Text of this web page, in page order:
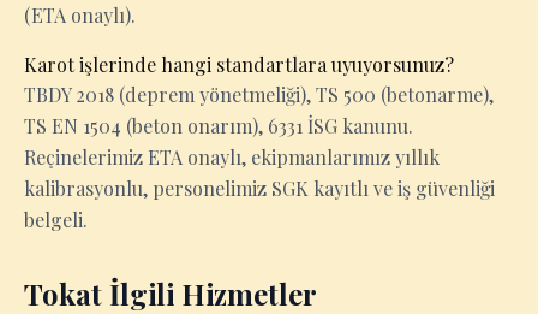
(ETA onaylı).
Karot işlerinde hangi standartlara uyuyorsunuz?
TBDY 2018 (deprem yönetmeliği), TS 500 (betonarme),
TS EN 1504 (beton onarım), 6331 İSG kanunu.
Reçinelerimiz ETA onaylı, ekipmanlarımız yıllık
kalibrasyonlu, personelimiz SGK kayıtlı ve iş güvenliği
belgeli.
Tokat İlgili Hizmetler